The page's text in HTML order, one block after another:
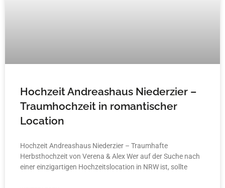
Hochzeit Andreashaus Niederzier –
Traumhochzeit in romantischer
Location
Hochzeit Andreashaus Niederzier – Traumhafte
Herbsthochzeit von Verena & Alex Wer auf der Suche nach
einer einzigartigen Hochzeitslocation in NRW ist, sollte